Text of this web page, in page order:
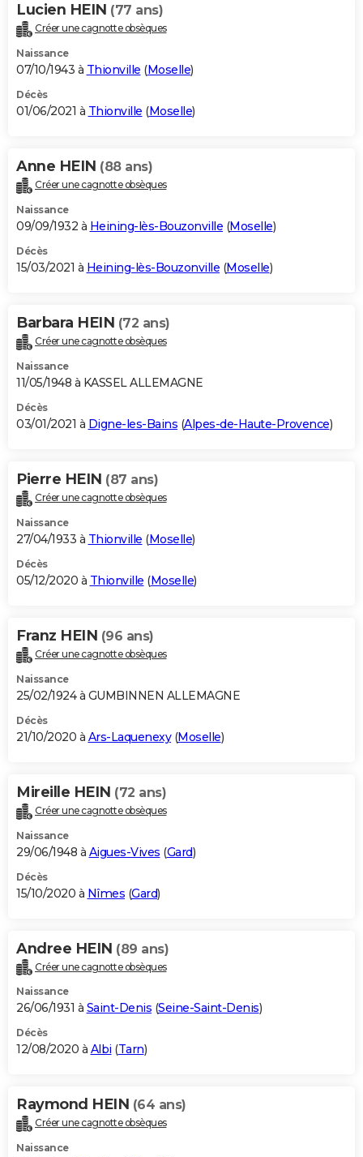
Lucien HEIN (77 ans)
Créer une cagnotte obsèques
Naissance
07/10/1943 à Thionville (Moselle)
Décès
01/06/2021 à Thionville (Moselle)
Anne HEIN (88 ans)
Créer une cagnotte obsèques
Naissance
09/09/1932 à Heining-lès-Bouzonville (Moselle)
Décès
15/03/2021 à Heining-lès-Bouzonville (Moselle)
Barbara HEIN (72 ans)
Créer une cagnotte obsèques
Naissance
11/05/1948 à KASSEL ALLEMAGNE
Décès
03/01/2021 à Digne-les-Bains (Alpes-de-Haute-Provence)
Pierre HEIN (87 ans)
Créer une cagnotte obsèques
Naissance
27/04/1933 à Thionville (Moselle)
Décès
05/12/2020 à Thionville (Moselle)
Franz HEIN (96 ans)
Créer une cagnotte obsèques
Naissance
25/02/1924 à GUMBINNEN ALLEMAGNE
Décès
21/10/2020 à Ars-Laquenexy(Moselle)
Mireille HEIN (72 ans)
Créer une cagnotte obsèques
Naissance
29/06/1948 à Aigues-Vives (Gard)
Décès
15/10/2020 à Nîmes (Gard)
Andree HEIN (89 ans)
Créer une cagnotte obsèques
Naissance
26/06/1931 à Saint-Denis (Seine-Saint-Denis)
Décès
12/08/2020 à Albi (Tarn)
Raymond HEIN (64 ans)
Créer une cagnotte obsèques
Naissance